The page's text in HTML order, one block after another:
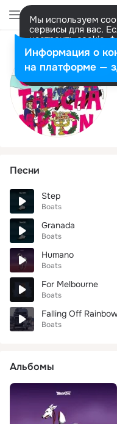
Мы используем
сервисы для вас.
настроить cookie-
представитель.
Разрешить все
Песни
Step
Boats
Granada
Boats
Humano
Boats
For Melbourne
Boats
Falling Off
Boats
Альбомы
Информация о
на платформе —